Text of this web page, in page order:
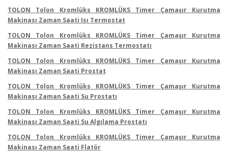
TOLON Tolon Kromlüks KROMLÜKS Timer Çamaşır Kurutma
Makinası Zaman Saati Isı Termostat
TOLON Tolon Kromlüks KROMLÜKS Timer Çamaşır Kurutma
Makinası Zaman Saati Rezistans Termostatı
TOLON Tolon Kromlüks KROMLÜKS Timer Çamaşır Kurutma
Makinası Zaman Saati Prostat
TOLON Tolon Kromlüks KROMLÜKS Timer Çamaşır Kurutma
Makinası Zaman Saati Su Prostatı
TOLON Tolon Kromlüks KROMLÜKS Timer Çamaşır Kurutma
Makinası Zaman Saati Su Algılama Prostatı
TOLON Tolon Kromlüks KROMLÜKS Timer Çamaşır Kurutma
Makinası Zaman Saati Flatör